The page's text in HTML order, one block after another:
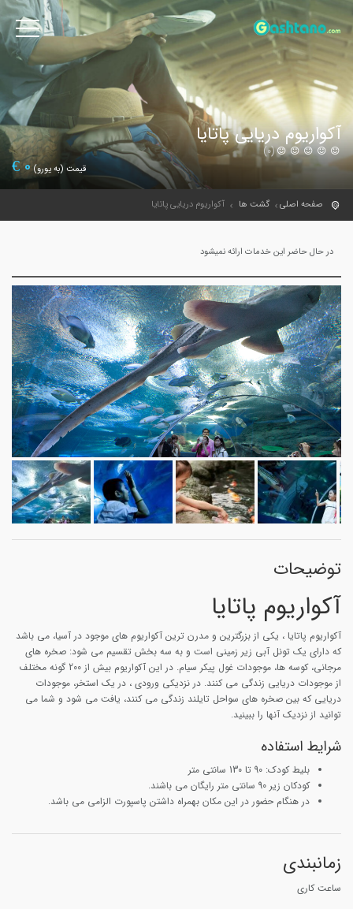
آکواریوم دریایی پاتایا
(0)
قیمت (به یورو)0
€
صفحه اصلی گشت ها آکواریوم دریایی پاتایا
در حال حاضر این خدمات ارائه نمیشود
توضیحات
آکواریوم پاتایا
آکواریوم پاتایا ، یکی از بزرگترین و مدرن ترین آکواریوم های موجود در آسیا، می باشد
که دارای یک تونل آبی زیر زمینی است و به سه بخش تقسیم می شود: صخره های
مرجانی، کوسه ها، موجودات غول پیکر سیام. در این آکواریوم بیش از 200 گونه مختلف
از موجودات دریایی زندگی می کنند. در نزدیکی ورودی ، در یک استخر، موجودات
دریایی که بین صخره های سواحل تایلند زندگی می کنند، یافت می شود و شما می
توانید از نزدیک آنها را ببینید.
شرایط استفاده
بلیط کودک: 90 تا 130 سانتی متر
کودکان زیر 90 سانتی متر رایگان می باشند.
در هنگام حضور در این مکان بهمراه داشتن پاسپورت الزامی می باشد.
زمانبندی
ساعت کاری